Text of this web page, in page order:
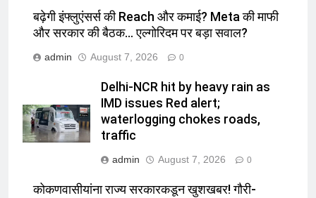
बढ़ेगी इंफ्लुएंसर्स की Reach और कमाई? Meta की माफी
और सरकार की बैठक… एल्गोरिदम पर बड़ा सवाल?
admin August 7, 2026 0
Delhi-NCR hit by heavy rain as
IMD issues Red alert;
waterlogging chokes roads,
traffic
admin August 7, 2026 0
कोकणवासीयांना राज्य सरकारकडून खुशखबर! गौरी-